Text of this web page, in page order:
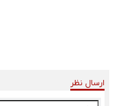
ارسال نظر